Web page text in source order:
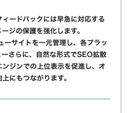
ードバックには早急に対応する
ジの保護を強化します。
ーサイトを一元管理し、各プラッ
ーさらに、自然な形式でSEO拡散
ジンでの上位表示を促進し、オ
にもつながります。